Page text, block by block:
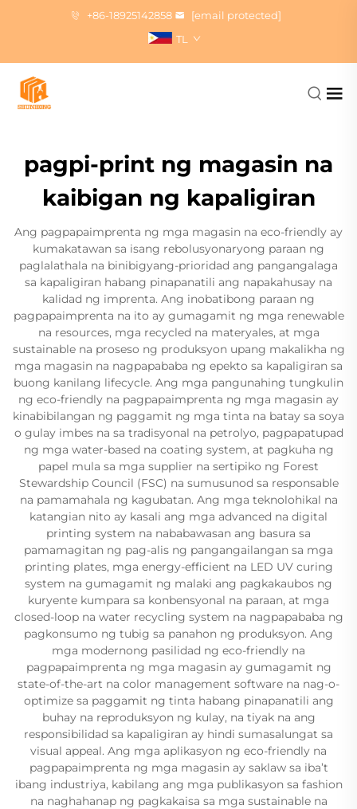
+86-18925142858
[email protected]
TL
pagpi-print ng magasin na
kaibigan ng kapaligiran
Ang pagpapaimprenta ng mga magasin na eco-friendly ay
kumakatawan sa isang rebolusyonaryong paraan ng
paglalathala na binibigyang-prioridad ang pangangalaga
sa kapaligiran habang pinapanatili ang napakahusay na
kalidad ng imprenta. Ang inobatibong paraan ng
pagpapaimprenta na ito ay gumagamit ng mga renewable
na resources, mga recycled na materyales, at mga
sustainable na proseso ng produksyon upang makalikha ng
mga magasin na nagpapababa ng epekto sa kapaligiran sa
buong kanilang lifecycle. Ang mga pangunahing tungkulin
ng eco-friendly na pagpapaimprenta ng mga magasin ay
kinabibilangan ng paggamit ng mga tinta na batay sa soya
o gulay imbes na sa tradisyonal na petrolyo, pagpapatupad
ng mga water-based na coating system, at pagkuha ng
papel mula sa mga supplier na sertipiko ng Forest
Stewardship Council (FSC) na sumusunod sa responsable
na pamamahala ng kagubatan. Ang mga teknolohikal na
katangian nito ay kasali ang mga advanced na digital
printing system na nababawasan ang basura sa
pamamagitan ng pag-alis ng pangangailangan sa mga
printing plates, mga energy-efficient na LED UV curing
system na gumagamit ng malaki ang pagkakaubos ng
kuryente kumpara sa konbensyonal na paraan, at mga
closed-loop na water recycling system na nagpapababa ng
pagkonsumo ng tubig sa panahon ng produksyon. Ang
mga modernong pasilidad ng eco-friendly na
pagpapaimprenta ng mga magasin ay gumagamit ng
state-of-the-art na color management software na nag-o-
optimize sa paggamit ng tinta habang pinapanatili ang
buhay na reproduksyon ng kulay, na tiyak na ang
responsibilidad sa kapaligiran ay hindi sumasalungat sa
visual appeal. Ang mga aplikasyon ng eco-friendly na
pagpapaimprenta ng mga magasin ay saklaw sa iba’t
ibang industriya, kabilang ang mga publikasyon sa fashion
na naghahanap ng pagkakaisa sa mga sustainable na